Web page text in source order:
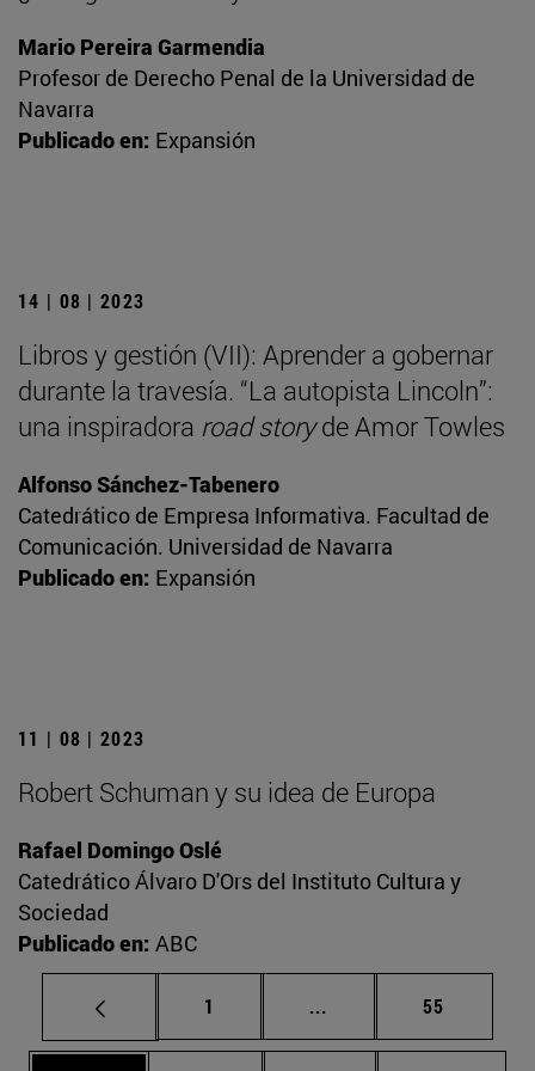
Mario Pereira Garmendia
Profesor de Derecho Penal de la Universidad de
Navarra
Publicado en: Expansión
14 | 08 | 2023
Libros y gestión (VII): Aprender a gobernar
durante la travesía. “La autopista Lincoln”:
una inspiradora road storyde Amor Towles
Alfonso Sánchez-Tabenero
Catedrático de Empresa Informativa. Facultad de
Comunicación. Universidad de Navarra
Publicado en: Expansión
11 | 08 | 2023
Robert Schuman y su idea de Europa
Rafael Domingo Oslé
Catedrático Álvaro D'Ors del Instituto Cultura y
Sociedad
Publicado en: ABC
Página
1 ... Páginas intermedias
Página
55